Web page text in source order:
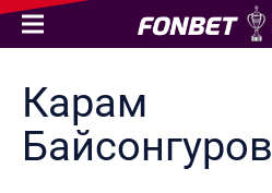
Карам
Байсонгуров